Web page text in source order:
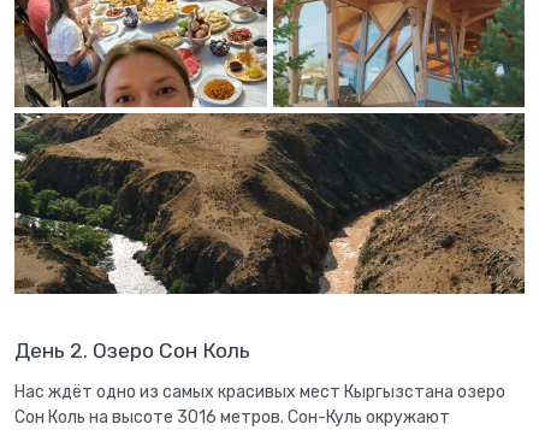
День 2. Озеро Сон Коль
Нас ждёт одно из самых красивых мест Кыргызстана озеро
Сон Коль на высоте 3016 метров. Сон-Куль окружают